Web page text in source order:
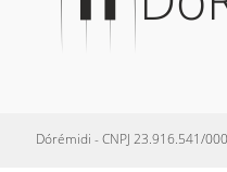
Dórémidi - CNPJ 23.916.541/